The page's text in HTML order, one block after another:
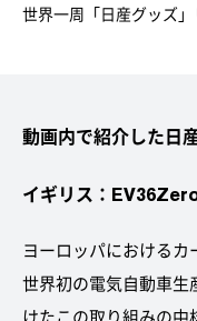
世界一周「日産グッズ」
動画内で紹介した日
イギリス：
ヨーロッパにおけるカ
世界初の電気自動車生
けたこの取り組みの中